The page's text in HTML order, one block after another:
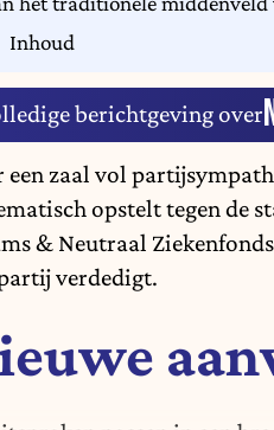
Inhoud
berichtgeving over
een zaal vol
opstelt tegen de
& Neutraal
verdedigt.